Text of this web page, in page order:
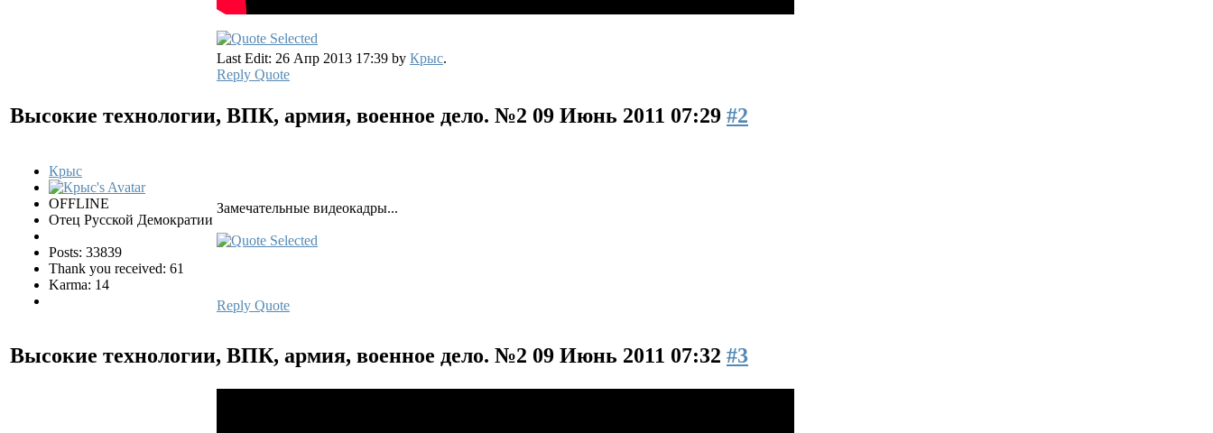
Last Edit: 26 Апр 2013 17:39 by Крыс.
Reply Quote
Высокие технологии, ВПК, армия, военное дело. №2 09 Июнь 2011 07:29 #2
Крыс
OFFLINE
Отец Русской Демократии
Posts: 33839
Thank you received: 61
Karma: 14
Замечательные видеокадры...
Reply Quote
Высокие технологии, ВПК, армия, военное дело. №2 09 Июнь 2011 07:32 #3